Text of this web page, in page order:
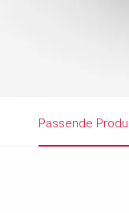
Passende